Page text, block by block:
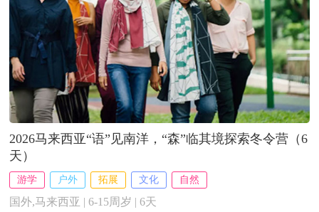
2026马来西亚“语”见南洋，“森”临其境探索冬令营（6
天）
游学 户外 拓展 文化 自然
国外,马来西亚 | 6-15周岁 | 6天